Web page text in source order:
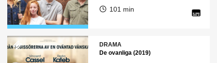
101 min
DRAMA
De ovanliga (2019)